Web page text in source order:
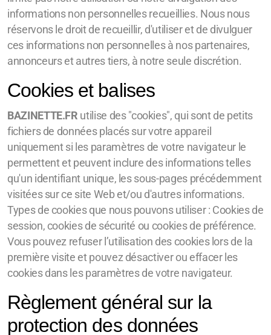
informations non personnelles recueillies. Nous nous
réservons le droit de recueillir, d'utiliser et de divulguer
ces informations non personnelles à nos partenaires,
annonceurs et autres tiers, à notre seule discrétion.
Cookies et balises
BAZINETTE.FR utilise des "cookies", qui sont de petits
fichiers de données placés sur votre appareil
uniquement si les paramètres de votre navigateur le
permettent et peuvent inclure des informations telles
qu'un identifiant unique, les sous-pages précédemment
visitées sur ce site Web et/ou d'autres informations.
Types de cookies que nous pouvons utiliser : Cookies de
session, cookies de sécurité ou cookies de préférence.
Vous pouvez refuser l’utilisation des cookies lors de la
première visite et pouvez désactiver ou effacer les
cookies dans les paramètres de votre navigateur.
Règlement général sur la
protection des données